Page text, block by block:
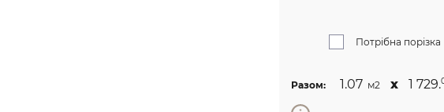
Потрібна порізка
Разом: 1.07 м2 х 1 729.